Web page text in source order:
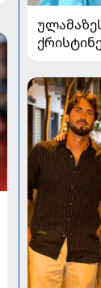
გააზიარა